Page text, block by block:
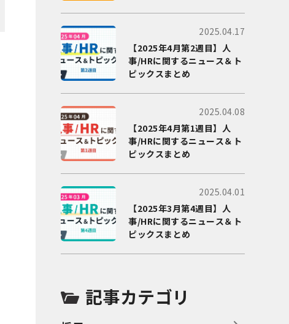
2025.04.17
【2025年4月第2週目】人
事/HRに関するニュース＆ト
ピックスまとめ
2025.04.08
【2025年4月第1週目】人
事/HRに関するニュース＆ト
ピックスまとめ
2025.04.01
【2025年3月第4週目】人
事/HRに関するニュース＆ト
ピックスまとめ
記事カテゴリ